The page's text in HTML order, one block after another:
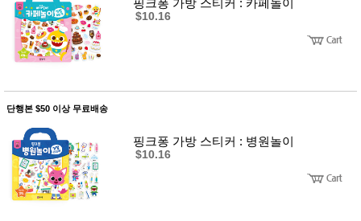
보관용
기
조리용
품
식
품
즉석가
공식품
쌀/잡곡/
면류
양념/소
스/가루
건조식
품
$10.16
단행본 $50 이상 무료배송
핑크퐁 가방 스티커 : 병원놀이
$10.16